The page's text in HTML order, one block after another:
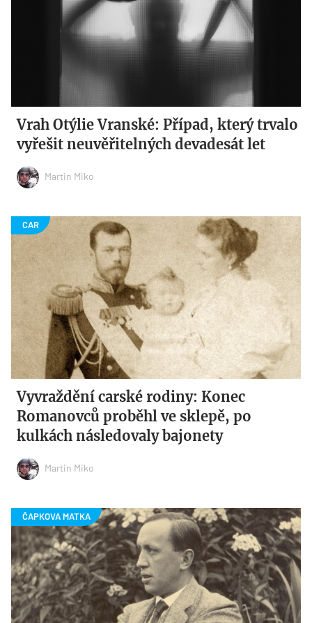
Vrah Otýlie Vranské: Případ, který trvalo
vyřešit neuvěřitelných devadesát let
Martin Miko
Vyvraždění carské rodiny: Konec
Romanovců proběhl ve sklepě, po
kulkách následovaly bajonety
Martin Miko